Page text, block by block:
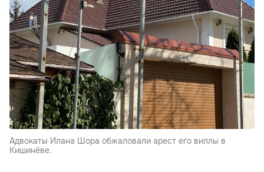
Адвокаты Илана Шора обжаловали арест его виллы в
Кишинёве.